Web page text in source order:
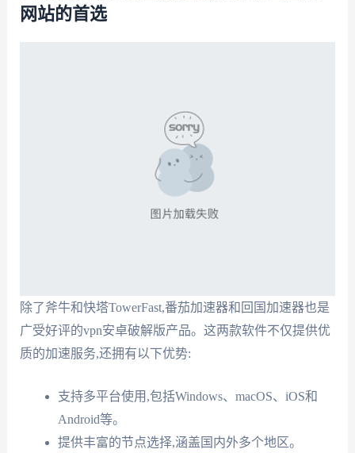
网站的首选
除了斧牛和快塔TowerFast,番茄加速器和回国加速器也是
广受好评的vpn安卓破解版产品。这两款软件不仅提供优
质的加速服务,还拥有以下优势:
支持多平台使用,包括Windows、macOS、iOS和
Android等。
提供丰富的节点选择,涵盖国内外多个地区。